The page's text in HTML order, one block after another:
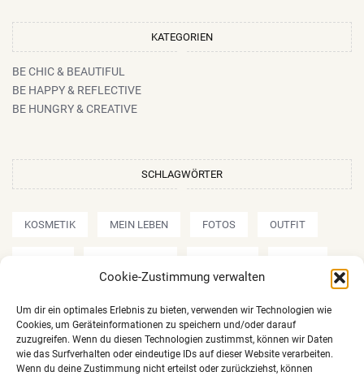
Cookie-Zustimmung verwalten
Um dir ein optimales Erlebnis zu bieten, verwenden wir Technologien wie
Cookies, um Geräteinformationen zu speichern und/oder darauf
zuzugreifen. Wenn du diesen Technologien zustimmst, können wir Daten
wie das Surfverhalten oder eindeutige IDs auf dieser Website verarbeiten.
Wenn du deine Zustimmung nicht erteilst oder zurückziehst, können
KATEGORIEN
BE CHIC & BEAUTIFUL
BE HAPPY & REFLECTIVE
BE HUNGRY & CREATIVE
SCHLAGWÖRTER
KOSMETIK MEIN LEBEN FOTOS OUTFIT